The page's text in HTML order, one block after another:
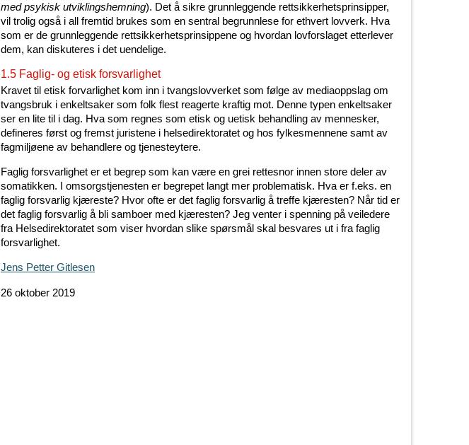
med psykisk utviklingshemning). Det å sikre grunnleggende rettsikkerhetsprinsipper,
vil trolig også i all fremtid brukes som en sentral begrunnlese for ethvert lovverk. Hva
som er de grunnleggende rettsikkerhetsprinsippene og hvordan lovforslaget etterlever
dem, kan diskuteres i det uendelige.
1.5 Faglig- og etisk forsvarlighet
Kravet til etisk forvarlighet kom inn i tvangslovverket som følge av mediaoppslag om
tvangsbruk i enkeltsaker som folk flest reagerte kraftig mot. Denne typen enkeltsaker
ser en lite til i dag. Hva som regnes som etisk og uetisk behandling av mennesker,
defineres først og fremst juristene i helsedirektoratet og hos fylkesmennene samt av
fagmiljøene av behandlere og tjenesteytere.
Faglig forsvarlighet er et begrep som kan være en grei rettesnor innen store deler av
somatikken. I omsorgstjenesten er begrepet langt mer problematisk. Hva er f.eks. en
faglig forsvarlig kjæreste? Hvor ofte er det faglig forsvarlig å treffe kjæresten? Når tid er
det faglig forsvarlig å bli samboer med kjæresten? Jeg venter i spenning på veiledere
fra Helsedirektoratet som viser hvordan slike spørsmål skal besvares ut i fra faglig
forsvarlighet.
Jens Petter Gitlesen
26 oktober 2019